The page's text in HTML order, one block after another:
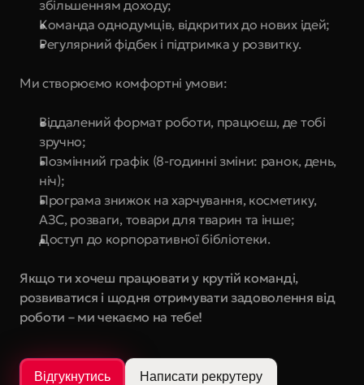
збільшенням доходу;
Команда однодумців, відкритих до нових ідей;
Регулярний фідбек і підтримка у розвитку.
Ми створюємо комфортні умови:
Віддалений формат роботи, працюєш, де тобі
зручно;
Позмінний графік (8-годинні зміни: ранок, день,
ніч);
Програма знижок на харчування, косметику,
АЗС, розваги, товари для тварин та інше;
Доступ до корпоративної бібліотеки.
Якщо ти хочеш працювати у крутій команді,
розвиватися і щодня отримувати задоволення від
роботи – ми чекаємо на тебе!
Відгукнутись Написати рекрутеру